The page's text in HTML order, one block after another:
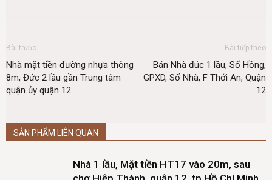
Bài trước
Nhà mặt tiền đường nhựa thông
8m, Đức 2 lầu gần Trung tâm
quận ủy quận 12
Bài tiếp theo
Bán Nhà đúc 1 lầu, Sổ Hồng,
GPXD, Số Nhà, F Thới An, Quận
12
SẢN PHẨM LIÊN QUAN
Nhà 1 lầu, Mặt tiền HT17 vào 20m, sau